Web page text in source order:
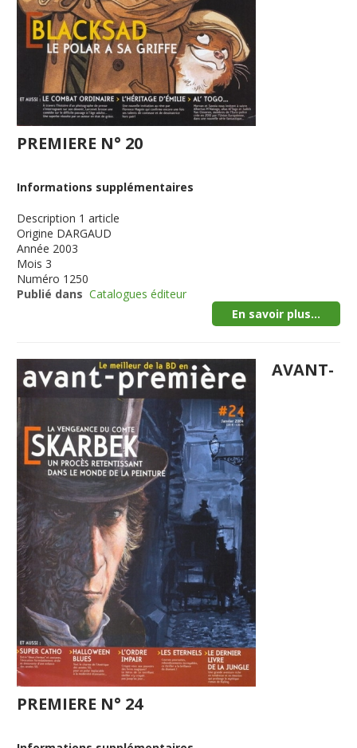
PREMIERE N° 20
Informations supplémentaires
Description 1 article
Origine DARGAUD
Année 2003
Mois 3
Numéro 1250
Publié dans Catalogues éditeur
En savoir plus...
AVANT-
PREMIERE N° 24